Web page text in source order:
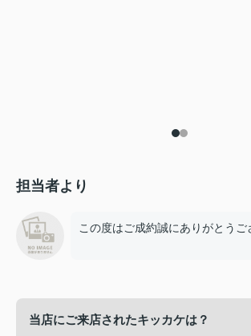
担当者より
この度はご成約誠にありがとうご
当店にご来店されたキッカケは？